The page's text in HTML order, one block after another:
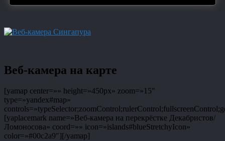
Веб-камера на карте
[yamap center=»» height=»450px» zoom=»15″
type=»yandex#map»
[yaplacemark name=»Веб-камера на перекрёстке Декабристов/
Ломоносова» coord=»» icon=»islands#blueStretchyIcon»
color=»#00c2a9″][/yamap]